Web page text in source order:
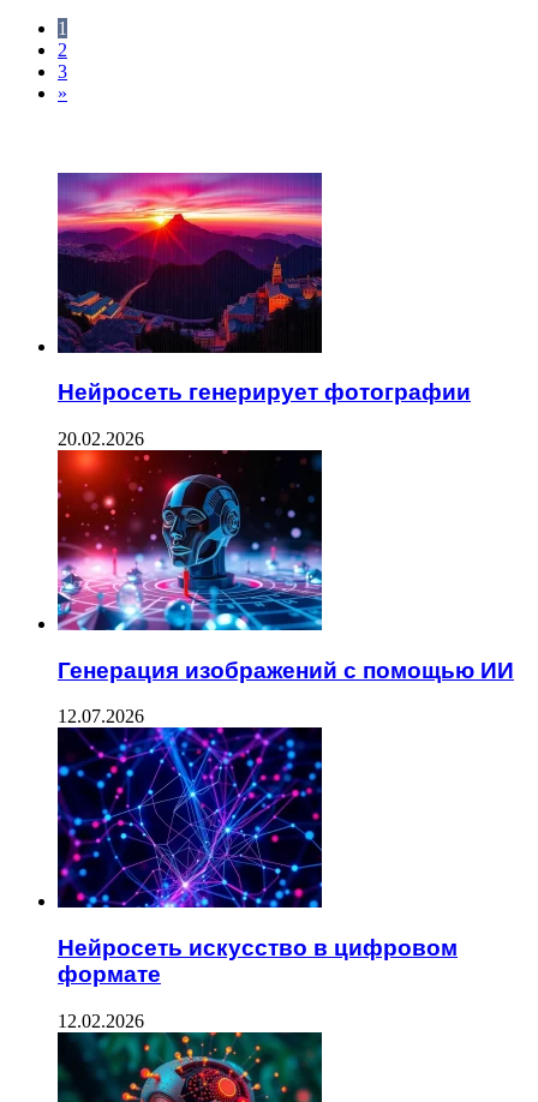
1
2
3
»
Нейросеть генерирует фотографии
20.02.2026
Генерация изображений с помощью ИИ
12.07.2026
Нейросеть искусство в цифровом
формате
12.02.2026